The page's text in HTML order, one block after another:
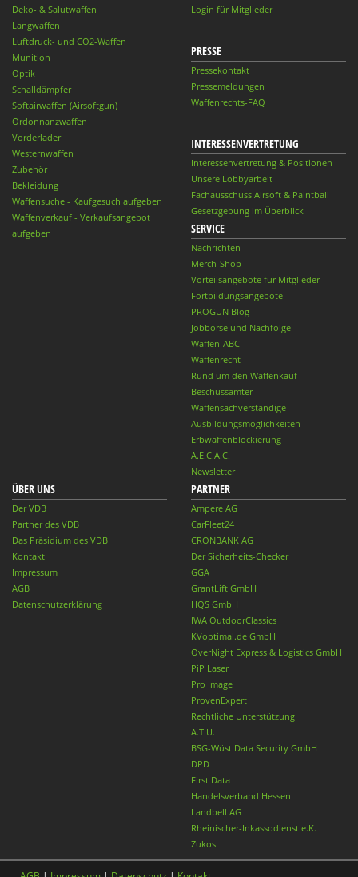
Deko- & Salutwaffen
Langwaffen
Luftdruck- und CO2-Waffen
Munition
Optik
Schalldämpfer
Softairwaffen (Airsoftgun)
Ordonnanzwaffen
Vorderlader
Westernwaffen
Zubehör
Bekleidung
Waffensuche - Kaufgesuch aufgeben
Waffenverkauf - Verkaufsangebot
aufgeben
Login für Mitglieder
PRESSE
Pressekontakt
Pressemeldungen
Waffenrechts-FAQ
INTERESSENVERTRETUNG
Interessenvertretung & Positionen
Unsere Lobbyarbeit
Fachausschuss Airsoft & Paintball
Gesetzgebung im Überblick
SERVICE
Nachrichten
Merch-Shop
Vorteilsangebote für Mitglieder
Fortbildungsangebote
PROGUN Blog
Jobbörse und Nachfolge
Waffen-ABC
Waffenrecht
Rund um den Waffenkauf
Beschussämter
Waffensachverständige
Ausbildungsmöglichkeiten
Erbwaffenblockierung
A.E.C.A.C.
Newsletter
ÜBER UNS
Der VDB
Partner des VDB
Das Präsidium des VDB
Kontakt
Impressum
AGB
Datenschutzerklärung
PARTNER
Ampere AG
CarFleet24
CRONBANK AG
Der Sicherheits-Checker
GGA
GrantLift GmbH
HQS GmbH
IWA OutdoorClassics
KVoptimal.de GmbH
OverNight Express & Logistics GmbH
PiP Laser
Pro Image
ProvenExpert
Rechtliche Unterstützung
A.T.U.
BSG-Wüst Data Security GmbH
DPD
First Data
Handelsverband Hessen
Landbell AG
Rheinischer-Inkassodienst e.K.
Zukos